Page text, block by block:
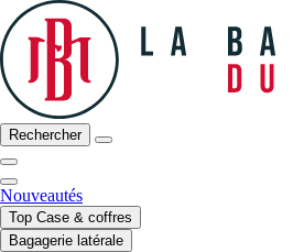
Rechercher
Nouveautés
Top Case & coffres
Bagagerie latérale